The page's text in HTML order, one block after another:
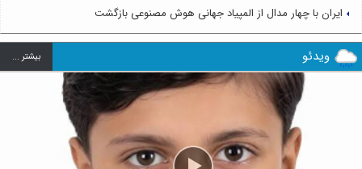
ایران با چهار مدال از المپیاد جهانی هوش مصنوعی بازگشت
ویدئو بيشتر ...